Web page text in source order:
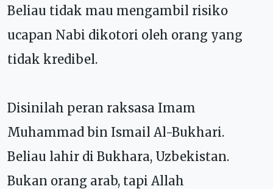
Beliau tidak mau mengambil risiko
ucapan Nabi dikotori oleh orang yang
tidak kredibel.
Disinilah peran raksasa Imam
Muhammad bin Ismail Al-Bukhari.
Beliau lahir di Bukhara, Uzbekistan.
Bukan orang arab, tapi Allah